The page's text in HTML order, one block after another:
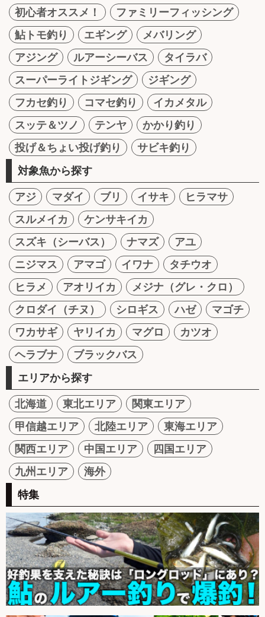
初心者オススメ！
ファミリーフィッシング
鮎トモ釣り
エギング
メバリング
アジング
ルアーシーバス
タイラバ
スーパーライトジギング
ジギング
フカセ釣り
コマセ釣り
イカメタル
スッテ＆ツノ
テンヤ
かかり釣り
投げ＆ちょい投げ釣り
サビキ釣り
対象魚から探す
アジ マダイ ブリ イサキ
ヒラマサ
スルメイカ
ケンサキイカ
スズキ（シーバス）
ナマズ
アユ
ニジマス
アマゴ イワナ
タチウオ
ヒラメ
アオリイカ
メジナ（グレ・クロ）
クロダイ（チヌ）
シロギス ハゼ
マゴチ
ワカサギ
ヤリイカ マグロ
カツオ
ヘラブナ
ブラックバス
エリアから探す
北海道 東北エリア
関東エリア
甲信越エリア
北陸エリア
東海エリア
関西エリア
中国エリア
四国エリア
九州エリア
海外
特集